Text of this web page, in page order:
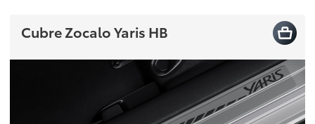
Cubre Zocalo Yaris HB